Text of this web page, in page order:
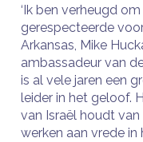
‘Ik ben verheugd
gerespecteerde
Arkansas, Mike
ambassadeur van
is al vele jaren een
leider in het geloof.
van Israël houdt
werken aan vrede in